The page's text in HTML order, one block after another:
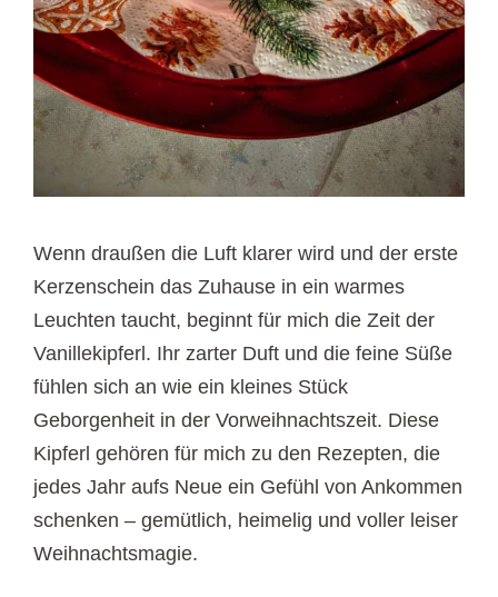
Wenn draußen die Luft klarer wird und der erste
Kerzenschein das Zuhause in ein warmes
Leuchten taucht, beginnt für mich die Zeit der
Vanillekipferl. Ihr zarter Duft und die feine Süße
fühlen sich an wie ein kleines Stück
Geborgenheit in der Vorweihnachtszeit. Diese
Kipferl gehören für mich zu den Rezepten, die
jedes Jahr aufs Neue ein Gefühl von Ankommen
schenken – gemütlich, heimelig und voller leiser
Weihnachtsmagie.